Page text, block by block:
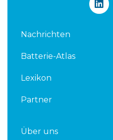
i
Nachrichten
Batterie-Atlas
Lexikon
Partner
Über uns